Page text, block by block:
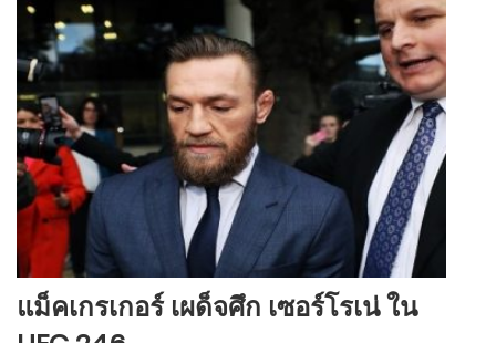
แม็คเกรเกอร์ เผด็จศึก เซอร์โรเน่ ใน